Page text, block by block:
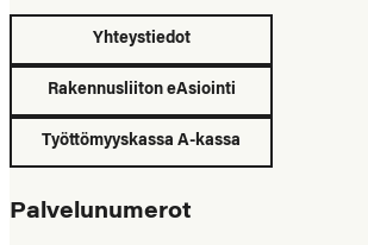
Yhteystiedot
Rakennusliiton eAsiointi
Työttömyyskassa A-kassa
Palvelunumerot